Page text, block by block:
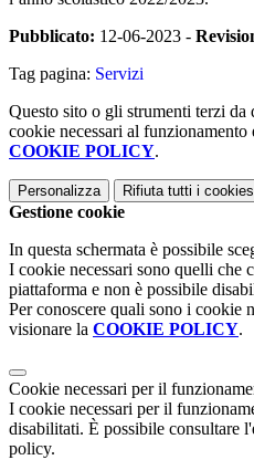
Pubblicato: 12-06-2023 -
Tag pagina: Servizi
Questo sito o gli strumenti terzi
cookie necessari al
COOKIE POLICY.
Personalizza Rifiuta tutti i cookies
Gestione cookie
In questa schermata è possibile
I cookie necessari sono quelli che
piattaforma e non è possibile
Per conoscere quali sono i cookie
visionare la COOKIE POLICY.
Cookie necessari per il
I cookie necessari per il
disabilitati. È possibile consultare
policy.